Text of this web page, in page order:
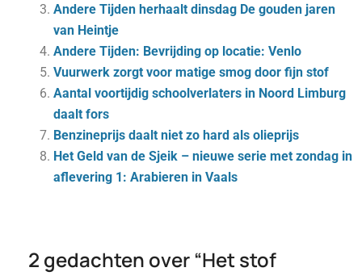
Andere Tijden herhaalt dinsdag De gouden jaren
van Heintje
Andere Tijden: Bevrijding op locatie: Venlo
Vuurwerk zorgt voor matige smog door fijn stof
Aantal voortijdig schoolverlaters in Noord Limburg
daalt fors
Benzineprijs daalt niet zo hard als olieprijs
Het Geld van de Sjeik – nieuwe serie met zondag in
aflevering 1: Arabieren in Vaals
2 gedachten over “Het stof